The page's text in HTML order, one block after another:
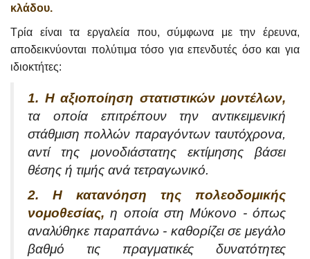
κλάδου.
Τρία είναι τα εργαλεία που, σύμφωνα με την έρευνα,
αποδεικνύονται πολύτιμα τόσο για επενδυτές όσο και για
ιδιοκτήτες:
1. Η αξιοποίηση στατιστικών μοντέλων,
τα οποία επιτρέπουν την αντικειμενική
στάθμιση πολλών παραγόντων ταυτόχρονα,
αντί της μονοδιάστατης εκτίμησης βάσει
θέσης ή τιμής ανά τετραγωνικό.
2. Η κατανόηση της πολεοδομικής
νομοθεσίας, η οποία στη Μύκονο - όπως
αναλύθηκε παραπάνω - καθορίζει σε μεγάλο
βαθμό τις πραγματικές δυνατότητες